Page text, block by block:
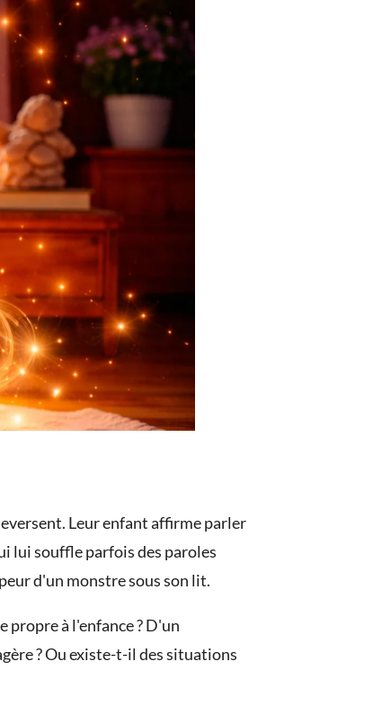
Leur enfant affirme parler
lui souffle parfois des paroles
d'un monstre sous son lit.
propre à l'enfance ? D'un
? Ou existe-t-il des situations